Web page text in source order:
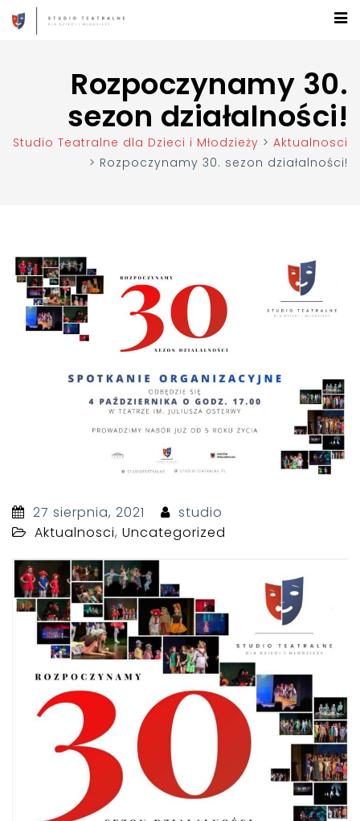
Rozpoczynamy 30.
sezon działalności!
Studio Teatralne dla Dzieci i Młodzieży > Aktualnosci
> Rozpoczynamy 30. sezon działalności!
27 sierpnia, 2021
studio
Aktualnosci, Uncategorized